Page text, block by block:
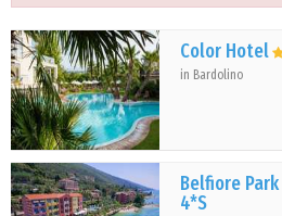
Color Hotel
in Bardolino
Belfiore
4*S